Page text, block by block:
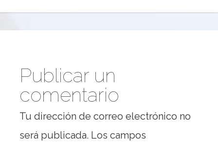
Publicar un
comentario
Tu dirección de correo electrónico no
será publicada. Los campos